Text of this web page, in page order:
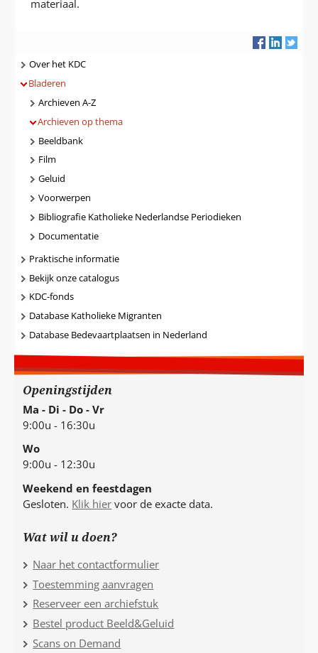
materiaal.
Navigatie
Over het KDC
Bladeren
Archieven A-Z
Archieven op thema
Beeldbank
Film
Geluid
Voorwerpen
Bibliografie Katholieke Nederlandse Periodieken
Documentatie
Praktische informatie
Bekijk onze catalogus
KDC-fonds
Database Katholieke Migranten
Database Bedevaartplaatsen in Nederland
Openingstijden
Ma - Di - Do - Vr
9:00u - 16:30u
Wo
9:00u - 12:30u
Weekend en feestdagen
Gesloten. Klik hier voor de exacte data.
Wat wil u doen?
Naar het contactformulier
Toestemming aanvragen
Reserveer een archiefstuk
Bestel product Beeld&Geluid
Scans on Demand